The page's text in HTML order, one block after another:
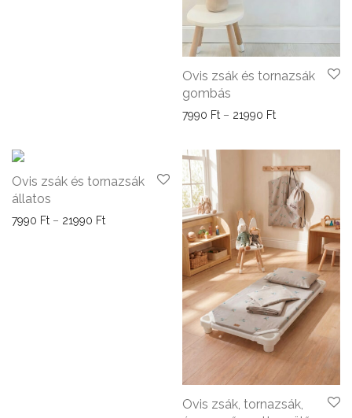
Ovis zsák és tornazsák
gombás
7990 Ft – 21990 FtÁrtartomány:
Ovis zsák és tornazsák
állatos
7990 Ft – 21990 FtÁrtartomány: 7990 Ft - 21990 Ft
Ovis zsák, tornazsák,